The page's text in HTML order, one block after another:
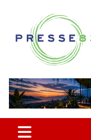
contenu
Presse 83